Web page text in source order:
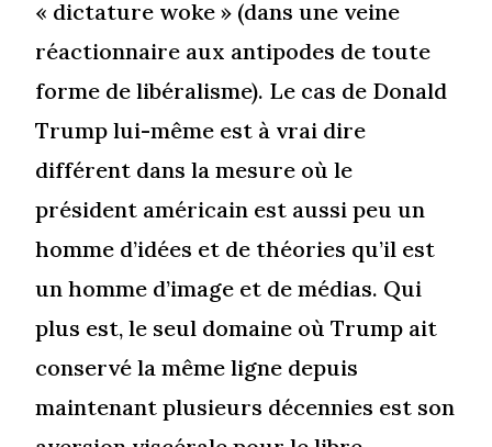
« dictature woke » (dans une veine
réactionnaire aux antipodes de toute
forme de libéralisme). Le cas de Donald
Trump lui-même est à vrai dire
différent dans la mesure où le
président américain est aussi peu un
homme d’idées et de théories qu’il est
un homme d’image et de médias. Qui
plus est, le seul domaine où Trump ait
conservé la même ligne depuis
maintenant plusieurs décennies est son